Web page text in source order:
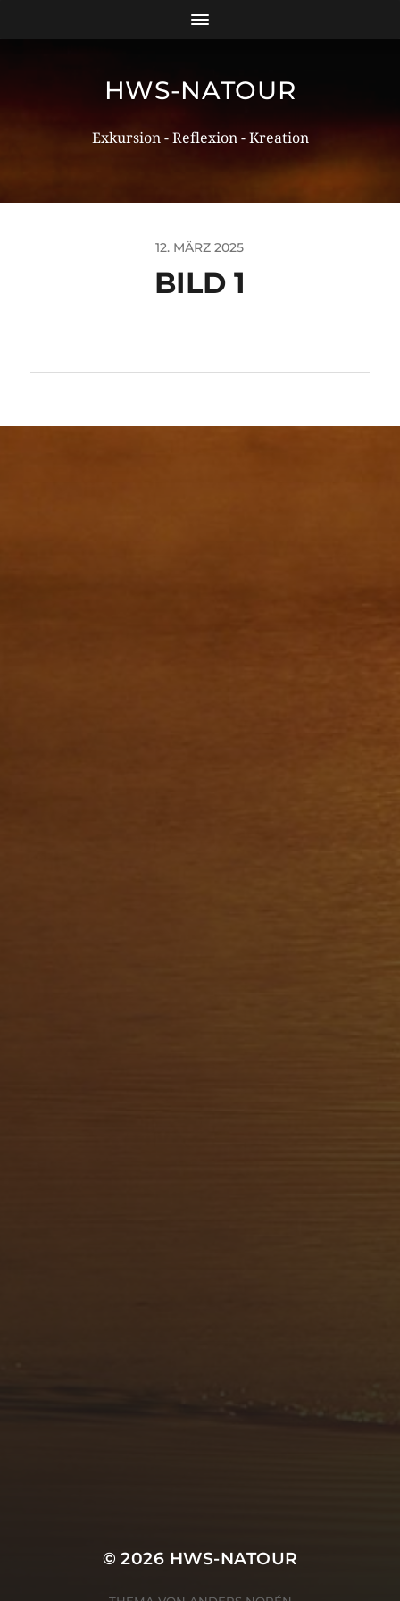
HWS-NATOUR
Exkursion - Reflexion - Kreation
12. MÄRZ 2025
BILD 1
© 2026 HWS-NATOUR